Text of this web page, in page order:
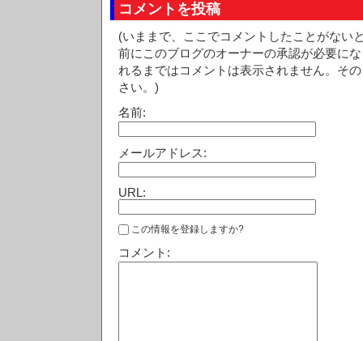
コメントを投稿
(いままで、ここでコメントしたことがない
前にこのブログのオーナーの承認が必要に
れるまではコメントは表示されません。そ
さい。)
名前:
メールアドレス:
URL:
この情報を登録しますか?
コメント: